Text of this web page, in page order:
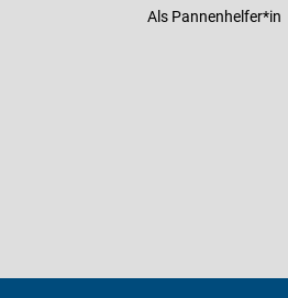
Als Pannenhelfer*in